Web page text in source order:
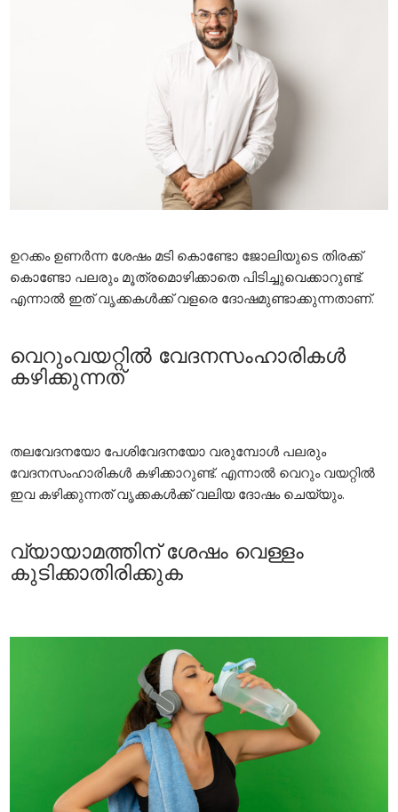
ഉറക്കം ഉണർന്ന ശേഷം മടി കൊണ്ടോ ജോലിയുടെ തിരക്ക്
കൊണ്ടോ പലരും മൂത്രമൊഴിക്കാതെ പിടിച്ചുവെക്കാറുണ്ട്.
എന്നാൽ ഇത് വൃക്കകൾക്ക് വളരെ ദോഷമുണ്ടാക്കുന്നതാണ്.
വെറുംവയറ്റിൽ വേദനസംഹാരികൾ
കഴിക്കുന്നത്
തലവേദനയോ പേശിവേദനയോ വരുമ്പോൾ പലരും
വേദനസംഹാരികൾ കഴിക്കാറുണ്ട്. എന്നാൽ വെറും വയറ്റിൽ
ഇവ കഴിക്കുന്നത് വൃക്കകൾക്ക് വലിയ ദോഷം ചെയ്യും.
വ്യായാമത്തിന് ശേഷം വെള്ളം
കുടിക്കാതിരിക്കുക